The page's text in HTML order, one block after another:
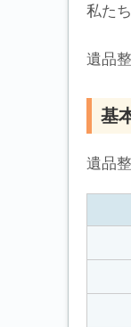
私た
遺品
基
遺品